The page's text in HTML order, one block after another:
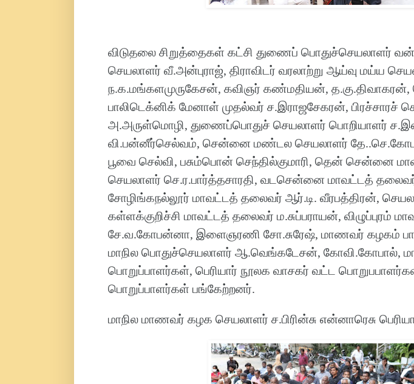
விடுதலை சிறுத்தைகள் கட்சி துணைப் பொதுச்செயலாளர்
செயலாளர் வீ.அன்புராஜ், திராவிடர் வரலாற்று ஆய்வு மய்ய
ந.க.மங்களமுருகேசன், கவிஞர் கண்மதியன், த.கு.திவாகரன்,
பாலிடெக்னிக் மேனாள் முதல்வர் ச.இராஜசேகரன், பிரச்சாரச்
அ.அருள்மொழி, துணைப்பொதுச் செயலாளர் பொறியாளர்
வி.பன்னீர்செல்வம், சென்னை மண்டல செயலாளர்
பூவை செல்வி, பசும்பொன் செந்தில்குமாரி, தென் சென்னை
செயலாளர் செ.ர.பார்த்தசாரதி, வடசென்னை மாவட்டத்
சோழிங்கநல்லூர் மாவட்டத் தலைவர் ஆர்.டி. வீரபத்திரன்,
கள்ளக்குறிச்சி மாவட்டத் தலைவர் ம.சுப்பராயன், விழுப்புரம்
சே.வ.கோபன்னா, இளைஞரணி சோ.சுரேஷ், மாணவர் கழகம்
மாநில பொதுச்செயலாளர் ஆ.வெங்கடேசன், கோவி.கோபால்,
பொறுப்பாளர்கள், பெரியார் நூலக வாசகர் வட்ட
பொறுப்பாளர்கள் பங்கேற்றனர்.
மாநில மாணவர் கழக செயலாளர் ச.பிரின்சு என்னாரெசு